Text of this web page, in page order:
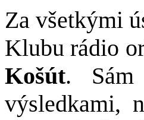
Za všetkými
Klubu rádio
Košút. Sám
výsledkami,